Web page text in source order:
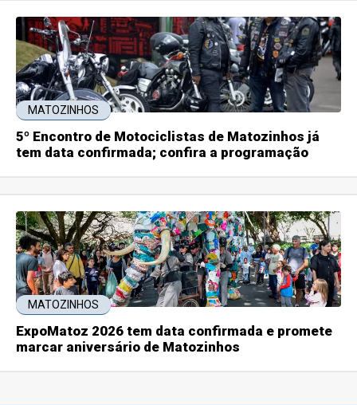
MATOZINHOS
5º Encontro de Motociclistas de Matozinhos já
tem data confirmada; confira a programação
MATOZINHOS
ExpoMatoz 2026 tem data confirmada e promete
marcar aniversário de Matozinhos